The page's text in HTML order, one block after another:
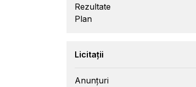
Rezultate
Plan
Licitații
Anunțuri